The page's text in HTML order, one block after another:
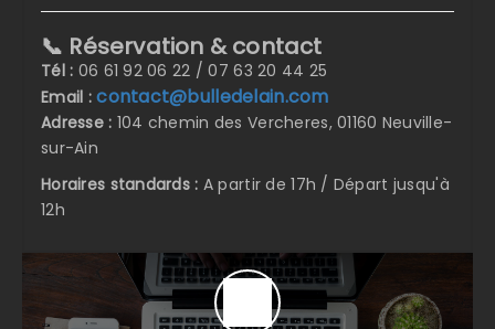
📞 Réservation & contact
Tél : 06 61 92 06 22 / 07 63 20 44 25
Email : contact@bulledelain.com
Adresse : 104 chemin des Vercheres, 01160 Neuville-
sur-Ain
Horaires standards : A partir de 17h / Départ jusqu'à
12h